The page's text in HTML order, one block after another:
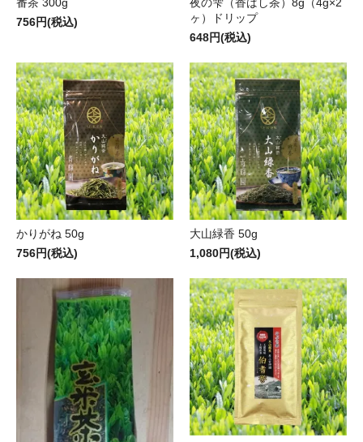
756円(税込)
ヶ）ドリップ
648円(税込)
かりがね 50g
756円(税込)
大山緑香 50g
1,080円(税込)